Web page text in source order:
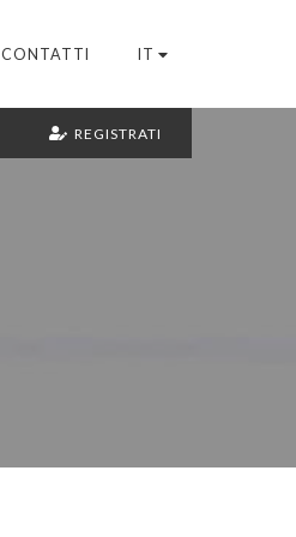
CONTATTI IT
REGISTRATI